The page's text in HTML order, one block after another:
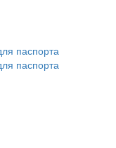
паспорта
паспорта